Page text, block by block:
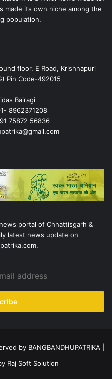
made its own niche among the
population.
floor, E Road, Krishnapuri
Pin Code-492015
Bairagi
8962371208
75872 56836
portal of Chhattisgarh &
latest news update on
by BANGBANDHUPATRIKA |
Raj Soft Solution